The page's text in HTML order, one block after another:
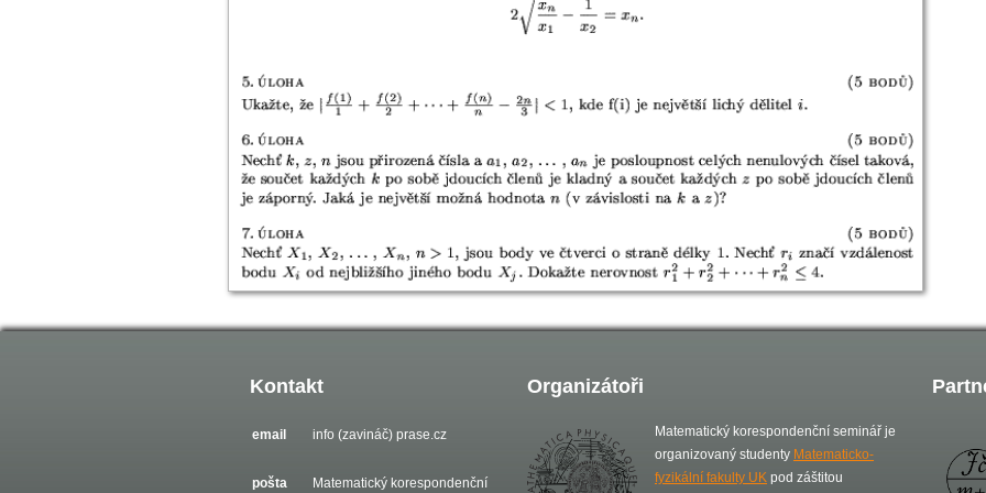
Kontakt
email info (zavináč) prase.cz
pošta Matematický korespondenční
Organizátoři
Matematický korespondenční seminář je
organizovaný studenty Matematicko-
fyzikální fakulty UK pod záštitou